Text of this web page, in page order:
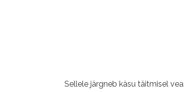
Sellele järgneb käsu täitmisel